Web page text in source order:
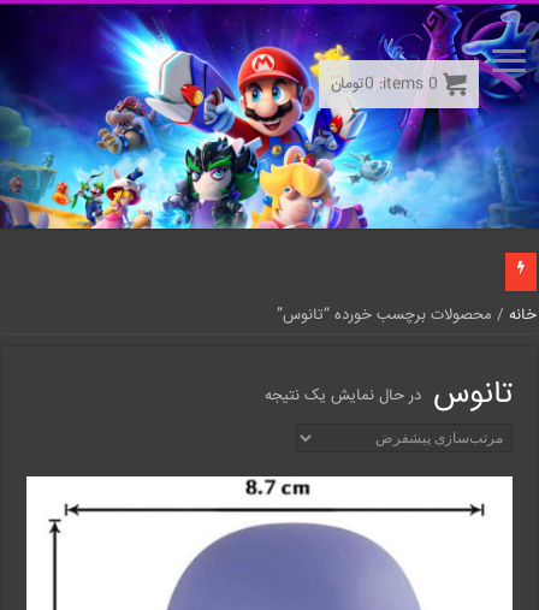
خانه / محصولات برچسب خورده “تانوس”
تانوس در حال نمایش یک نتیجه
0
items:
0تومان